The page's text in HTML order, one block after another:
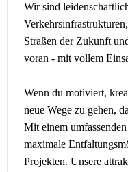
Wir sind
Straßen der Zukunft
voran - mit vollem
Wenn du motiviert,
neue Wege zu gehen,
Mit einem
maximale
Projekten. Unsere